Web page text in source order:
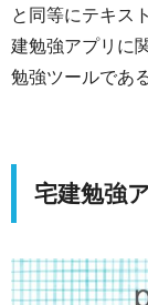
と同等にテキス
建勉強アプリに
勉強ツールであ
宅建勉強